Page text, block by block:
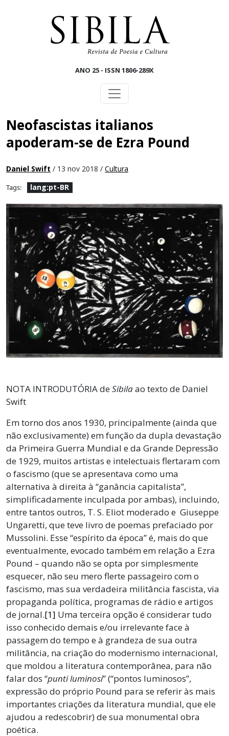
ANO 25 - ISSN 1806-289X
Neofascistas italianos
apoderam-se de Ezra Pound
Daniel Swift / 13 nov 2018 / Cultura
Tags: lang:pt-BR
NOTA INTRODUTÓRIA deSibilaao texto de Daniel
Swift
Em torno dos anos 1930, principalmente (ainda que
não exclusivamente) em função da dupla devastação
da Primeira Guerra Mundial e da Grande Depressão
de 1929, muitos artistas e intelectuais flertaram com
o fascismo (que se apresentava como uma
alternativa à direita à “ganância capitalista”,
simplificadamente inculpada por ambas), incluindo,
entre tantos outros, T. S. Eliot moderado e Giuseppe
Ungaretti, que teve livro de poemas prefaciado por
Mussolini. Esse “espírito da época” é, mais do que
eventualmente, evocado também em relação a Ezra
Pound – quando não se opta por simplesmente
esquecer, não seu mero flerte passageiro com o
fascismo, mas sua verdadeira militância fascista, via
propaganda política, programas de rádio e artigos
de jornal.[1] Uma terceira opção é considerar tudo
isso conhecido demais e/ou irrelevante face à
passagem do tempo e à grandeza de sua outra
militância, na criação do modernismo internacional,
que moldou a literatura contemporânea, para não
falar dos “punti luminosi” (“pontos luminosos”,
expressão do próprio Pound para se referir às mais
importantes criações da literatura mundial, que ele
ajudou a redescobrir) de sua monumental obra
poética.